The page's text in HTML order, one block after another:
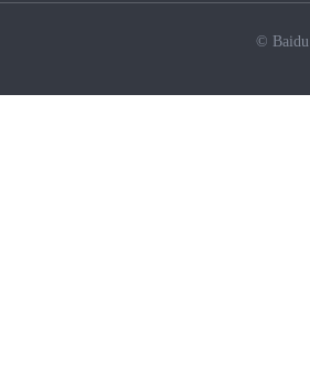
© Baidu